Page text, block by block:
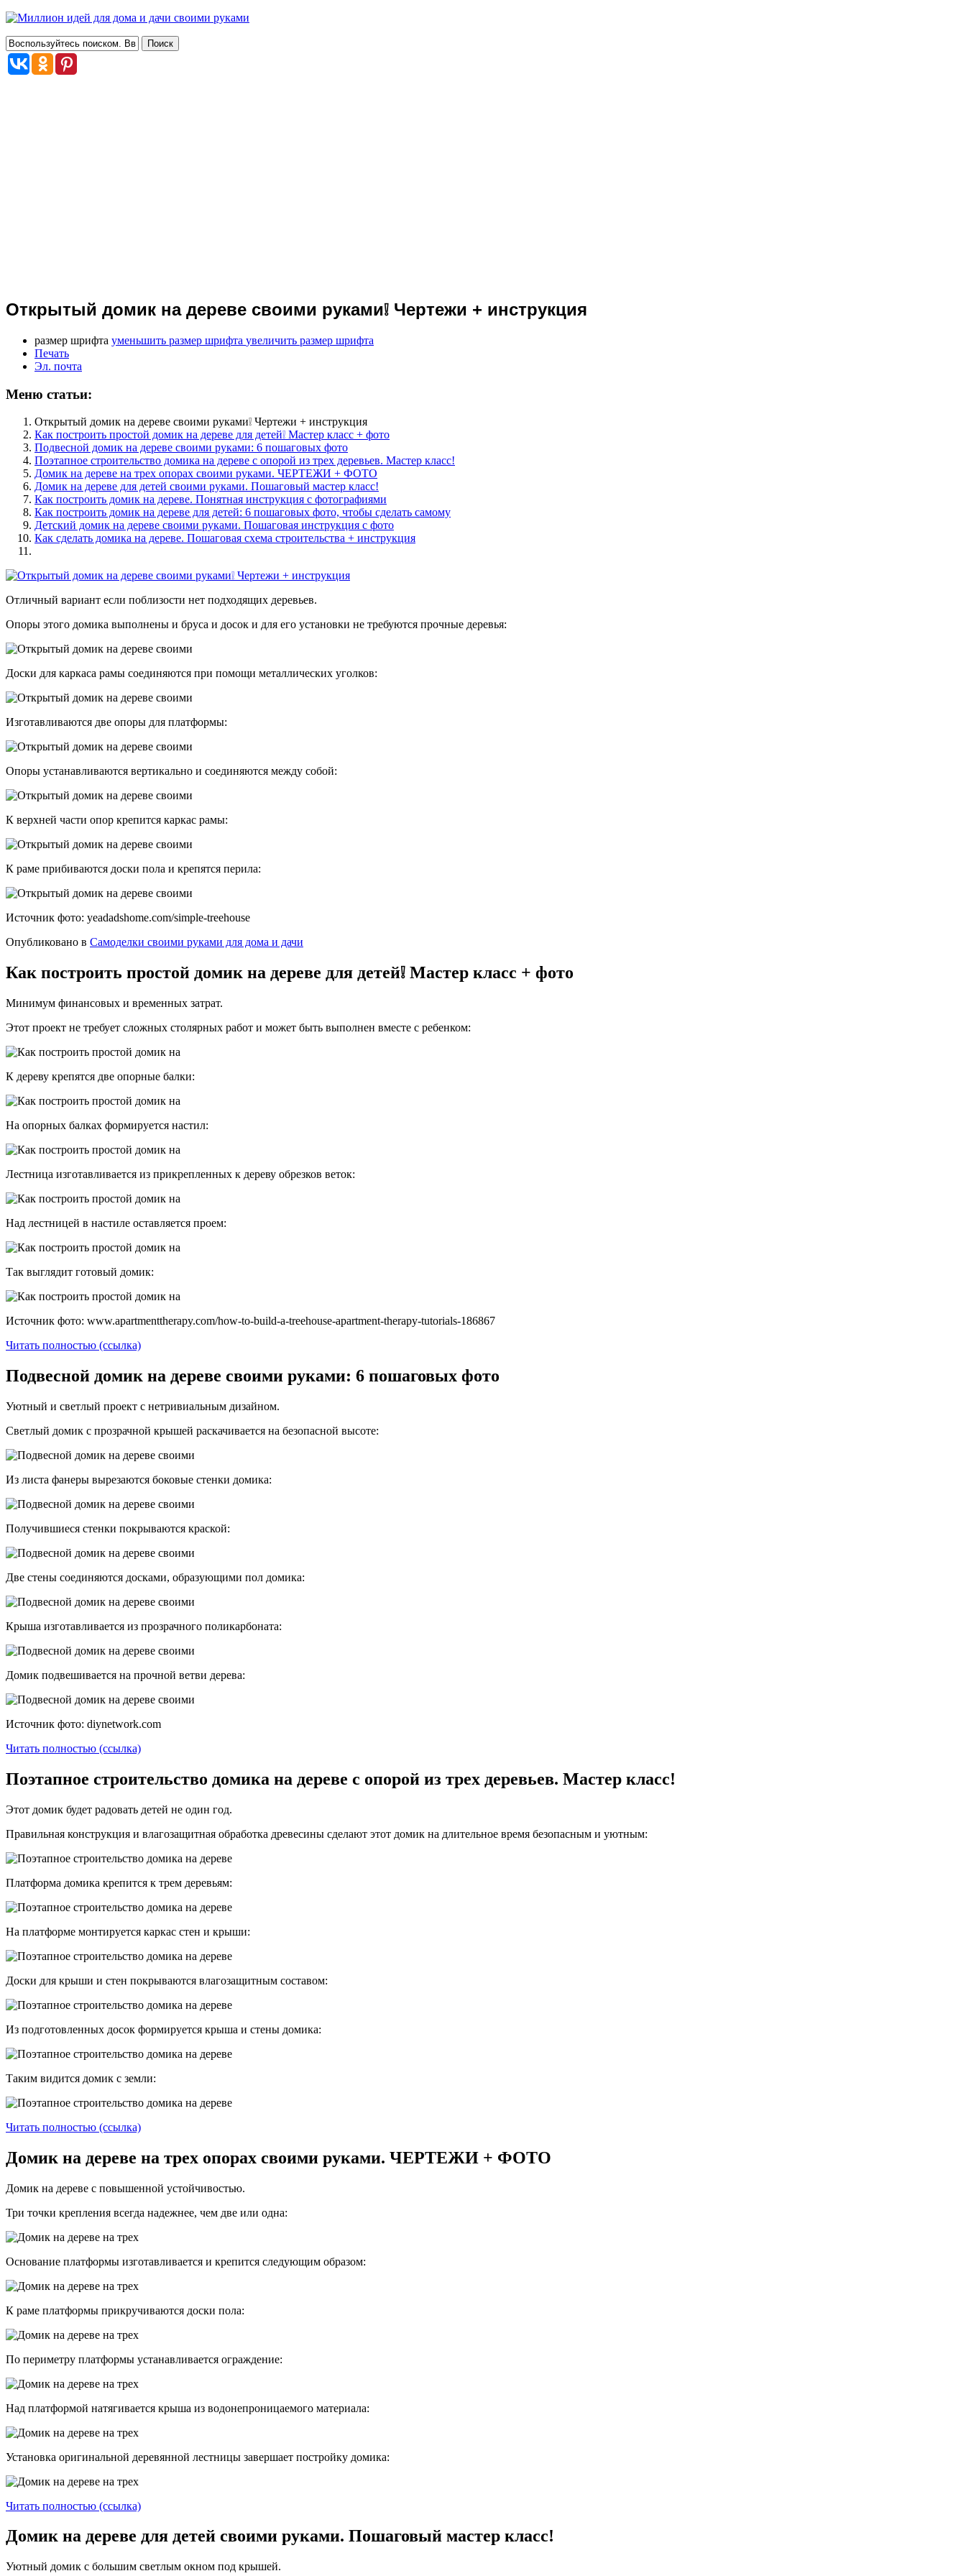
Открытый домик на дереве своими руками❕ Чертежи + инструкция
размер шрифта уменьшить размер шрифта увеличить размер шрифта
Печать
Эл. почта
Меню статьи:
Открытый домик на дереве своими руками❕ Чертежи + инструкция
Как построить простой домик на дереве для детей❕ Мастер класс + фото
Подвесной домик на дереве своими руками: 6 пошаговых фото
Поэтапное строительство домика на дереве с опорой из трех деревьев. Мастер класс!
Домик на дереве на трех опорах своими руками. ЧЕРТЕЖИ + ФОТО
Домик на дереве для детей своими руками. Пошаговый мастер класс!
Как построить домик на дереве. Понятная инструкция с фотографиями
Как построить домик на дереве для детей: 6 пошаговых фото, чтобы сделать самому
Детский домик на дереве своими руками. Пошаговая инструкция с фото
Как сделать домика на дереве. Пошаговая схема строительства + инструкция
Отличный вариант если поблизости нет подходящих деревьев.
Опоры этого домика выполнены и бруса и досок и для его установки не требуются прочные деревья:
Доски для каркаса рамы соединяются при помощи металлических уголков:
Изготавливаются две опоры для платформы:
Опоры устанавливаются вертикально и соединяются между собой:
К верхней части опор крепится каркас рамы:
К раме прибиваются доски пола и крепятся перила:
Источник фото: yeadadshome.com/simple-treehouse
Опубликовано в Самоделки своими руками для дома и дачи
Как построить простой домик на дереве для детей❕ Мастер класс + фото
Минимум финансовых и временных затрат.
Этот проект не требует сложных столярных работ и может быть выполнен вместе с ребенком:
К дереву крепятся две опорные балки:
На опорных балках формируется настил:
Лестница изготавливается из прикрепленных к дереву обрезков веток:
Над лестницей в настиле оставляется проем:
Так выглядит готовый домик:
Источник фото: www.apartmenttherapy.com/how-to-build-a-treehouse-apartment-therapy-tutorials-186867
Читать полностью (ссылка)
Подвесной домик на дереве своими руками: 6 пошаговых фото
Уютный и светлый проект с нетривиальным дизайном.
Светлый домик с прозрачной крышей раскачивается на безопасной высоте:
Из листа фанеры вырезаются боковые стенки домика:
Получившиеся стенки покрываются краской:
Две стены соединяются досками, образующими пол домика:
Крыша изготавливается из прозрачного поликарбоната:
Домик подвешивается на прочной ветви дерева:
Источник фото: diynetwork.com
Читать полностью (ссылка)
Поэтапное строительство домика на дереве с опорой из трех деревьев. Мастер класс!
Этот домик будет радовать детей не один год.
Правильная конструкция и влагозащитная обработка древесины сделают этот домик на длительное время безопасным и уютным:
Платформа домика крепится к трем деревьям:
На платформе монтируется каркас стен и крыши:
Доски для крыши и стен покрываются влагозащитным составом:
Из подготовленных досок формируется крыша и стены домика:
Таким видится домик с земли:
Читать полностью (ссылка)
Домик на дереве на трех опорах своими руками. ЧЕРТЕЖИ + ФОТО
Домик на дереве с повышенной устойчивостью.
Три точки крепления всегда надежнее, чем две или одна:
Основание платформы изготавливается и крепится следующим образом:
К раме платформы прикручиваются доски пола:
По периметру платформы устанавливается ограждение:
Над платформой натягивается крыша из водонепроницаемого материала:
Установка оригинальной деревянной лестницы завершает постройку домика:
Читать полностью (ссылка)
Домик на дереве для детей своими руками. Пошаговый мастер класс!
Уютный домик с большим светлым окном под крышей.